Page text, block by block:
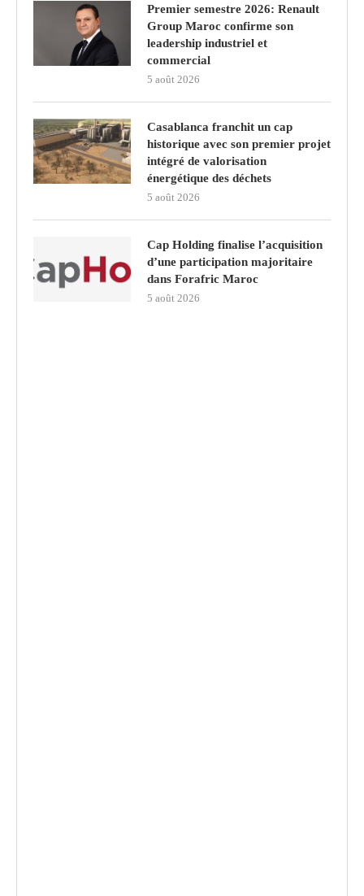
Premier semestre 2026: Renault
Group Maroc confirme son
leadership industriel et
commercial
5 août 2026
Casablanca franchit un cap
historique avec son premier projet
intégré de valorisation
énergétique des déchets
5 août 2026
Cap Holding finalise l’acquisition
d’une participation majoritaire
dans Forafric Maroc
5 août 2026